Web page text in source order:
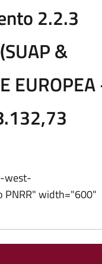
2.2.3
&
west-
PNRR" width="600"